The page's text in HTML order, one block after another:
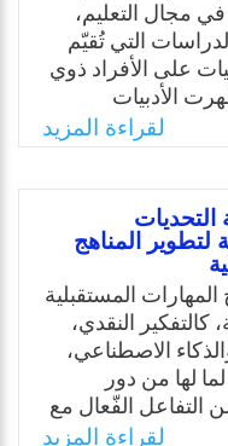
المهنية
السابقة، وفق رأي
مجال التعليم،
التي تُقيّم
على الأفراد ذوي
الأدبيات
بفهم كيفية
نتائج التعلم
في البيئات
تفتقر الأبحاث إلى
تواجه توظيف هذه
وقضايا
والخلفية
في بيئات
الخاصة.
لقراءة المزيد
لتطوير المناهج
المستقبلية
كالتفكير النقدي،
الاصطناعي،
لها من دور
التفاعل الفّعال مع
ويتزامن ذلك مع
لقراءة المزيد